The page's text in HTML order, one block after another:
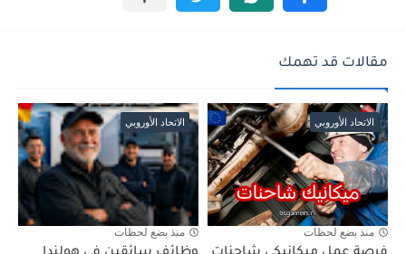
مقالات قد تهمك
الاتحاد الأوروبي
منذ بضع لحظات
الاتحاد الأوروبي
منذ بضع لحظات